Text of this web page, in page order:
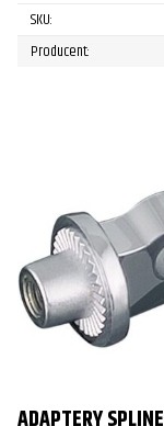
SKU:
Producent: